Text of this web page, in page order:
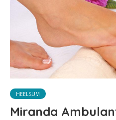
HEELSUM
Miranda